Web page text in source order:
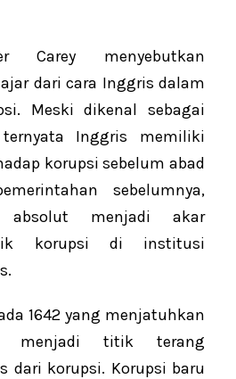
Carey menyebutkan
dari cara Inggris dalam
Meski dikenal sebagai
Inggris memiliki
korupsi sebelum abad
sebelumnya,
absolut menjadi akar
korupsi di institusi
1642 yang menjatuhkan
menjadi titik terang
dari korupsi. Korupsi baru